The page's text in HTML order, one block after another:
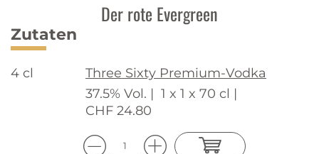
Der rote Evergreen
Zutaten
4 cl
Three Sixty Premium-Vodka
37.5% Vol. | 1 x 1 x 70 cl |
CHF 24.80